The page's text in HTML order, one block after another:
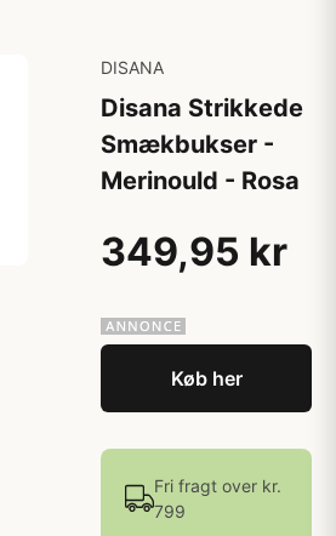
DISANA
Disana Strikkede
Smækbukser -
Merinould - Rosa
349,95 kr
Køb her
Fri fragt over kr.
799